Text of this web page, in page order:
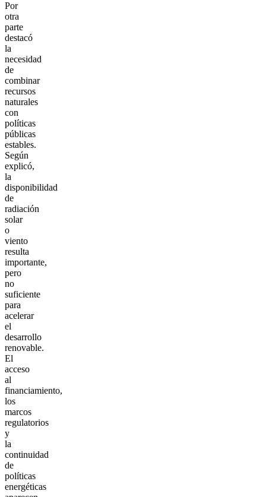
Por
otra
parte
destacó
la
necesidad
de
combinar
recursos
naturales
con
políticas
públicas
estables.
Según
explicó,
la
disponibilidad
de
radiación
solar
o
viento
resulta
importante,
pero
no
suficiente
para
acelerar
el
desarrollo
renovable.
El
acceso
al
financiamiento,
los
marcos
regulatorios
y
la
continuidad
de
políticas
energéticas